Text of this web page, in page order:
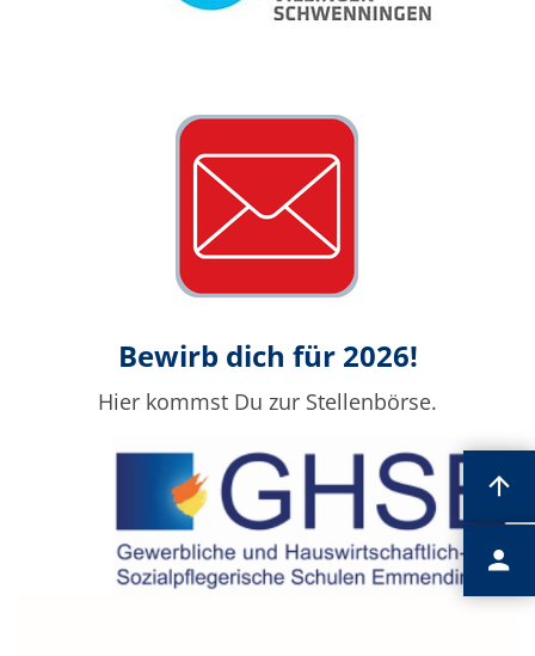
Bewirb dich für 2026!
Hier kommst Du zur Stellenbörse.